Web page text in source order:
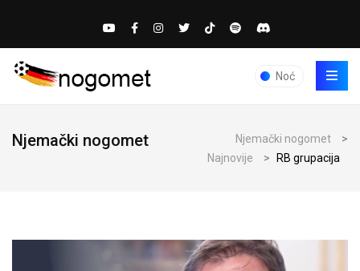
Noć
Njemački nogomet Njemački nogomet
>
Najnovije
> RB grupacija